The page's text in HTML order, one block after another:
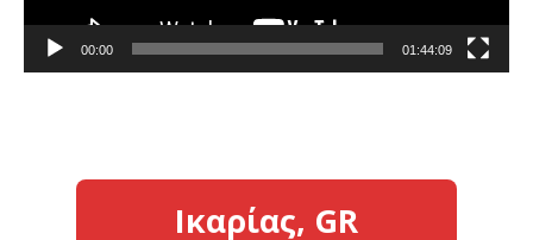
00:00 01:44:09
Ικαρίας, GR